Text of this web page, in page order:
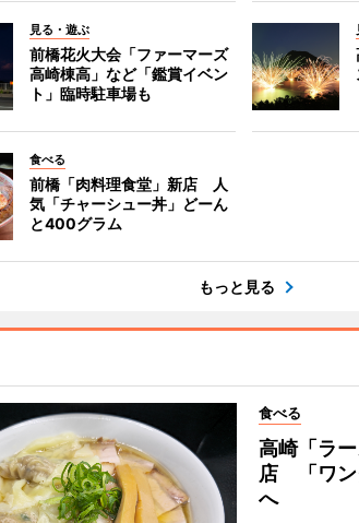
見る・遊ぶ
前橋花火大会「ファーマーズ
高崎棟高」など「鑑賞イベン
ト」臨時駐車場も
食べる
前橋「肉料理食堂」新店 人
気「チャーシュー丼」どーん
と400グラム
もっと見る
食べる
高崎「ラ
店 「ワン
へ